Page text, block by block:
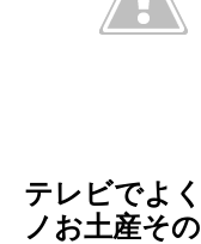
テレビでよ
ノお土産そ